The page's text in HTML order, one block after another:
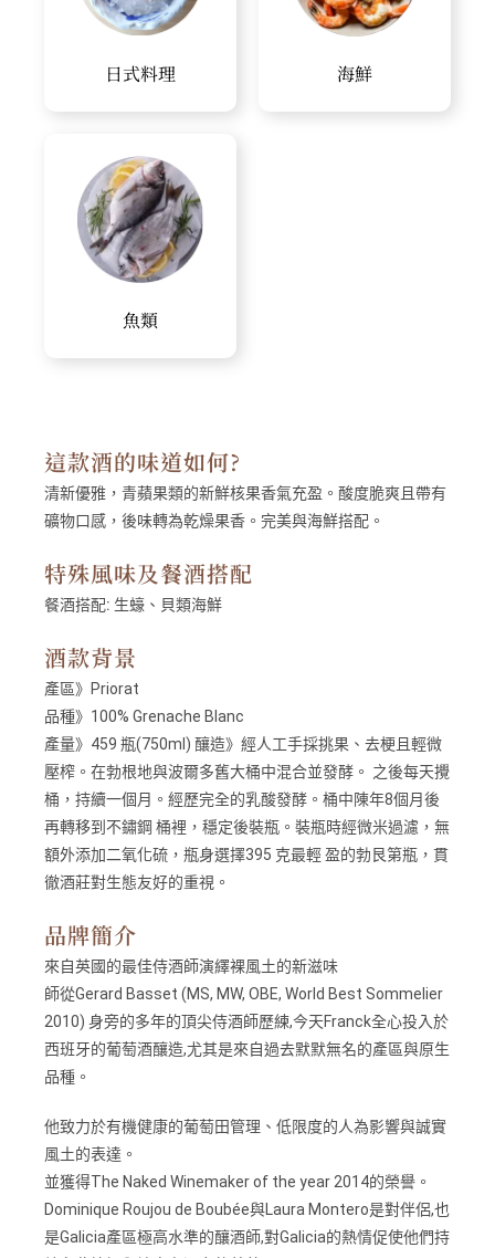
日式料理 海鮮
魚類
這款酒的味道如何?
清新優雅，青蘋果類的新鮮核果香氣充盈。酸度脆爽且帶有
礦物口感，後味轉為乾燥果香。完美與海鮮搭配。
特殊風味及餐酒搭配
餐酒搭配: 生蠔、貝類海鮮
酒款背景
產區》Priorat
品種》100% Grenache Blanc
產量》459 瓶(750ml) 釀造》經人工手採挑果、去梗且輕微
壓榨。在勃根地與波爾多舊大桶中混合並發酵。 之後每天攪
桶，持續一個月。經歷完全的乳酸發酵。桶中陳年8個月後
再轉移到不鏽鋼 桶裡，穩定後裝瓶。裝瓶時經微米過濾，無
額外添加二氧化硫，瓶身選擇395 克最輕 盈的勃艮第瓶，貫
徹酒莊對生態友好的重視。
品牌簡介
來自英國的最佳侍酒師演繹裸風土的新滋味
師從Gerard Basset (MS, MW, OBE, World Best Sommelier
2010) 身旁的多年的頂尖侍酒師歷練,今天Franck全心投入於
西班牙的葡萄酒釀造,尤其是來自過去默默無名的產區與原生
品種。
他致力於有機健康的葡萄田管理、低限度的人為影響與誠實
風土的表達。
並獲得The Naked Winemaker of the year 2014的榮譽。
Dominique Roujou de Boubée與Laura Montero是對伴侶,也
是Galicia產區極高水準的釀酒師,對Galicia的熱情促使他們持